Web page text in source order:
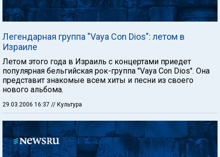
Легендарная группа "Vaya Con Dios": летом в
Израиле
Летом этого года в Израиль с концертами приедет
популярная бельгийская рок-группа "Vaya Con Dios". Она
представит знакомые всем хиты и песни из своего
нового альбома.
29.03.2006 16:37 // Культура